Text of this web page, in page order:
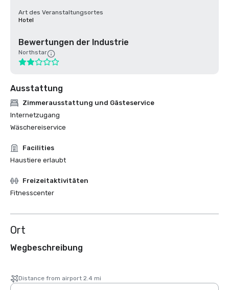
Art des Veranstaltungsortes
Hotel
Bewertungen der Industrie
Northstar
Ausstattung
Zimmerausstattung und Gästeservice
Internetzugang
Wäschereiservice
Facilities
Haustiere erlaubt
Freizeitaktivitäten
Fitnesscenter
Ort
Wegbeschreibung
Distance from airport 2.4 mi